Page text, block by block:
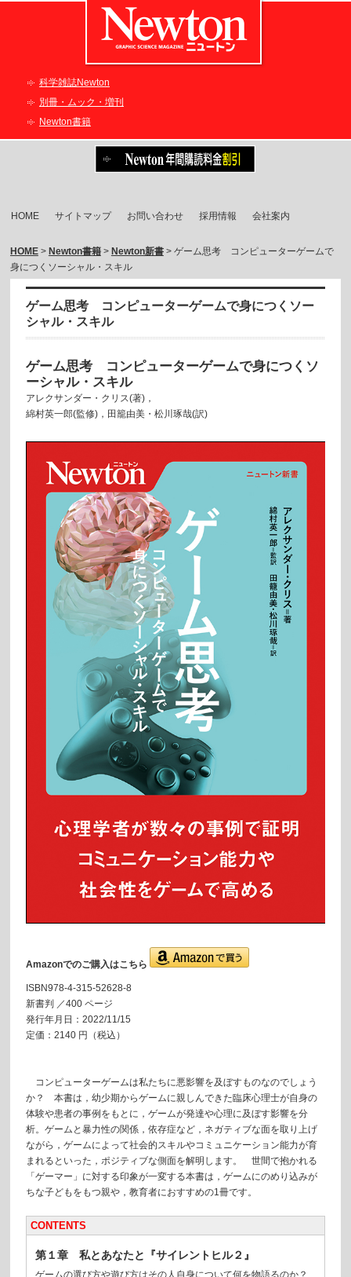
科学雑誌Newton
別冊・ムック・増刊
Newton書籍
HOME サイトマップ お問い合わせ 採用情報 会社案内
HOME> Newton書籍> Newton新書> ゲーム思考 コンピューターゲームで
身につくソーシャル・スキル
ゲーム思考 コンピューターゲームで身につくソー
シャル・スキル
ゲーム思考 コンピューターゲームで身につくソ
ーシャル・スキル
アレクサンダー・クリス(著)，
綿村英一郎(監修)，田籠由美・松川琢哉(訳)
Amazonでのご購入はこちら
ISBN978-4-315-52628-8
新書判 ／400 ページ
発行年月日：2022/11/15
定価：2140 円（税込）
コンピューターゲームは私たちに悪影響を及ぼすものなのでしょう
か？ 本書は，幼少期からゲームに親しんできた臨床心理士が自身の
体験や患者の事例をもとに，ゲームが発達や心理に及ぼす影響を分
析。ゲームと暴力性の関係，依存症など，ネガティブな面を取り上げ
ながら，ゲームによって社会的スキルやコミュニケーション能力が育
まれるといった，ポジティブな側面を解明します。 世間で抱かれる
「ゲーマー」に対する印象が一変する本書は，ゲームにのめり込みが
ちな子どもをもつ親や，教育者におすすめの1冊です。
CONTENTS
第１章 私とあなたと『サイレントヒル２』
ゲームの選び方や遊び方はその人自身について何を物語るのか？